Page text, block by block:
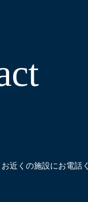
ct
近くの施設にお電話